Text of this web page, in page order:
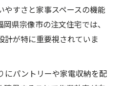
やすさと家事スペースの機能
県宗像市の注文住宅では、
計が特に重要視されていま
にパントリーや家電収納を配